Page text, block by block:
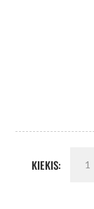
KIEKIS: